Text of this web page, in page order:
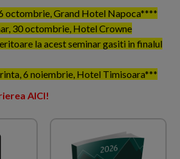
octombrie, Grand Hotel Napoca****
30 octombrie, Hotel Crowne
la acest seminar gasiti in finalul
6 noiembrie, Hotel Timisoara***
AICI!